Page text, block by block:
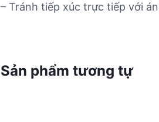
– Tránh tiếp xúc trực tiếp với
Sản phẩm tương tự